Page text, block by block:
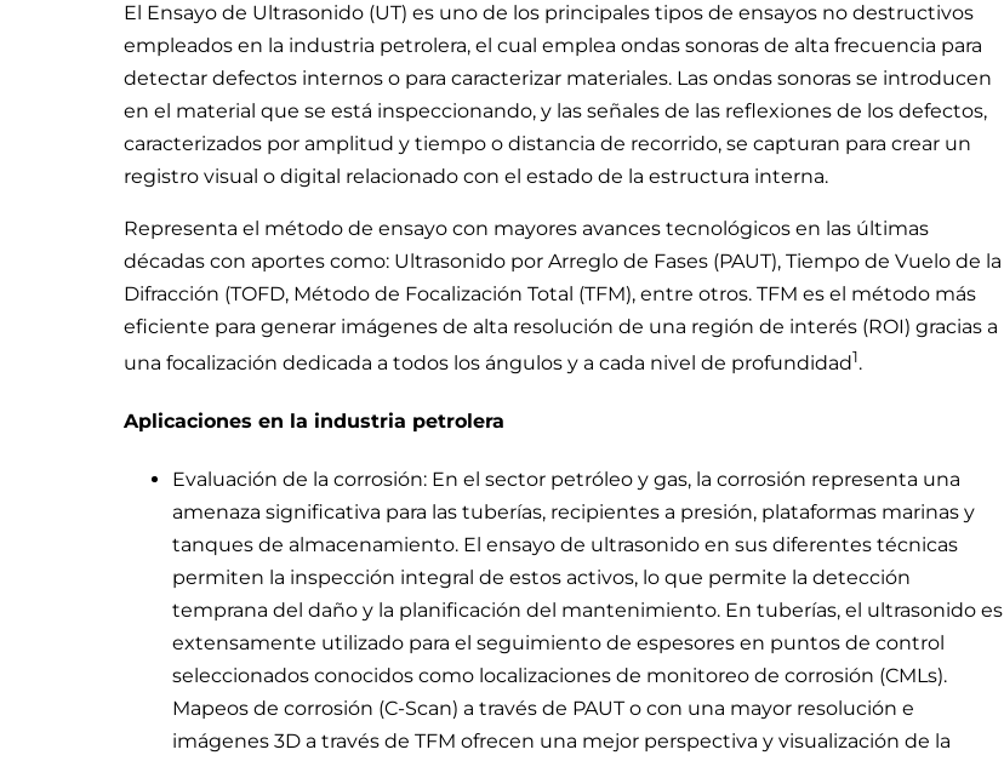
El Ensayo de Ultrasonido (UT) es uno de los principales tipos de ensayos no destructivos
empleados en la industria petrolera, el cual emplea ondas sonoras de alta frecuencia para
detectar defectos internos o para caracterizar materiales. Las ondas sonoras se introducen
en el material que se está inspeccionando, y las señales de las reflexiones de los defectos,
caracterizados por amplitud y tiempo o distancia de recorrido, se capturan para crear un
registro visual o digital relacionado con el estado de la estructura interna.
Representa el método de ensayo con mayores avances tecnológicos en las últimas
décadas con aportes como: Ultrasonido por Arreglo de Fases (PAUT), Tiempo de Vuelo de la
Difracción (TOFD, Método de Focalización Total (TFM), entre otros. TFM es el método más
eficiente para generar imágenes de alta resolución de una región de interés (ROI) gracias a
una focalización dedicada a todos los ángulos y a cada nivel de profundidad1.
Aplicaciones en la industria petrolera
Evaluación de la corrosión: En el sector petróleo y gas, la corrosión representa una
amenaza significativa para las tuberías, recipientes a presión, plataformas marinas y
tanques de almacenamiento. El ensayo de ultrasonido en sus diferentes técnicas
permiten la inspección integral de estos activos, lo que permite la detección
temprana del daño y la planificación del mantenimiento. En tuberías, el ultrasonido es
extensamente utilizado para el seguimiento de espesores en puntos de control
seleccionados conocidos como localizaciones de monitoreo de corrosión (CMLs).
Mapeos de corrosión (C-Scan) a través de PAUT o con una mayor resolución e
imágenes 3D a través de TFM ofrecen una mejor perspectiva y visualización de la